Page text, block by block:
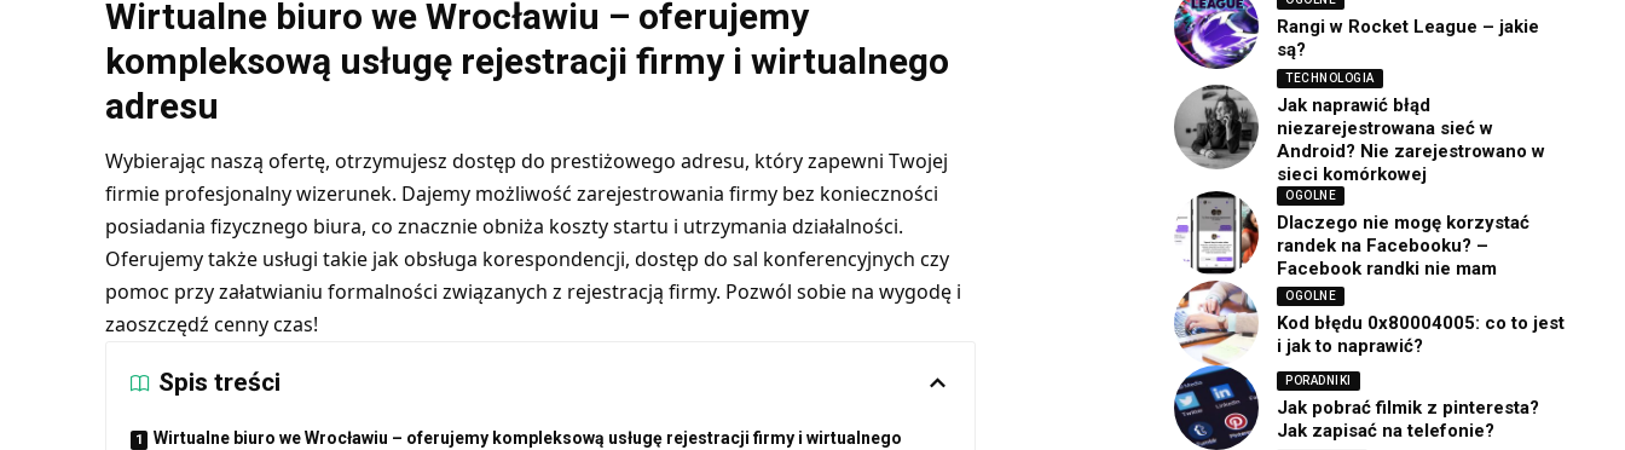
Wirtualne biuro we Wrocławiu – oferujemy
kompleksową usługę rejestracji firmy i wirtualnego
adresu
Wybierając naszą ofertę, otrzymujesz dostęp do prestiżowego adresu, który zapewni Twojej
firmie profesjonalny wizerunek. Dajemy możliwość zarejestrowania firmy bez konieczności
posiadania fizycznego biura, co znacznie obniża koszty startu i utrzymania działalności.
Oferujemy także usługi takie jak obsługa korespondencji, dostęp do sal konferencyjnych czy
pomoc przy załatwianiu formalności związanych z rejestracją firmy. Pozwól sobie na wygodę i
zaoszczędź cenny czas!
Spis treści
Wirtualne biuro we Wrocławiu – oferujemy kompleksową usługę rejestracji firmy i wirtualnego
Rangi w Rocket League – jakie
są?
TECHNOLOGIA
Jak naprawić błąd
niezarejestrowana sieć w
Android? Nie zarejestrowano w
sieci komórkowej
OGOLNE
Dlaczego nie mogę korzystać
randek na Facebooku? –
Facebook randki nie mam
OGOLNE
Kod błędu 0x80004005: co to jest
i jak to naprawić?
PORADNIKI
Jak pobrać filmik z pinteresta?
Jak zapisać na telefonie?